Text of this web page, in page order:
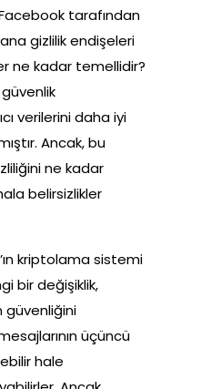
tarafından
gizlilik endişeleri
ne kadar temellidir?
verilerini daha iyi
Ancak, bu
ne kadar
belirsizlikler
kriptolama sistemi
bir değişiklik,
güvenliğini
üçüncü
hale